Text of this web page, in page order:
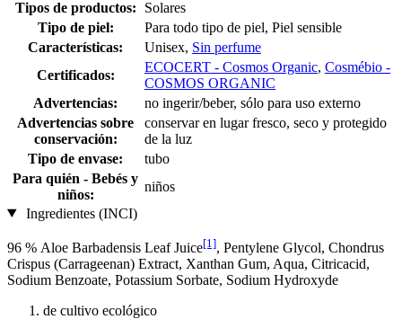
Tipos de productos:
Solares
Tipo de piel:
Para todo tipo de piel, Piel sensible
Características:
Unisex, Sin perfume
Certificados:
ECOCERT - Cosmos Organic, Cosmébio -
COSMOS ORGANIC
Advertencias:
no ingerir/beber, sólo para uso externo
Advertencias sobre
conservación:
conservar en lugar fresco, seco y protegido
de la luz
Tipo de envase:
tubo
Para quién - Bebés y
niños:
niños
Ingredientes (INCI)
96 % Aloe Barbadensis Leaf Juice[1], Pentylene Glycol, Chondrus
Crispus (Carrageenan) Extract, Xanthan Gum, Aqua, Citricacid,
Sodium Benzoate, Potassium Sorbate, Sodium Hydroxyde
de cultivo ecológico